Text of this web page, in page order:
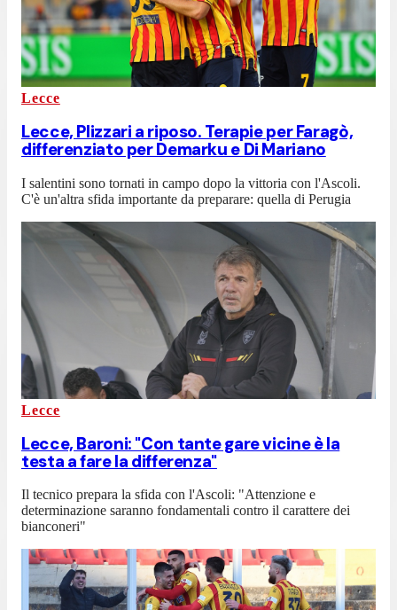
Lecce
Lecce, Plizzari a riposo. Terapie per Faragò,
differenziato per Demarku e Di Mariano
I salentini sono tornati in campo dopo la vittoria con l'Ascoli.
C'è un'altra sfida importante da preparare: quella di Perugia
Lecce
Lecce, Baroni: "Con tante gare vicine è la
testa a fare la differenza"
Il tecnico prepara la sfida con l'Ascoli: "Attenzione e
determinazione saranno fondamentali contro il carattere dei
bianconeri"